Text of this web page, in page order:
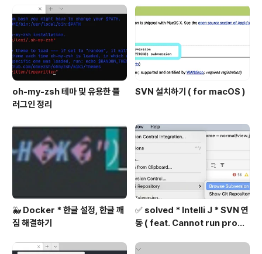
팝업 창이 뜨면서 화면이 전환되면 삭제 완료입니다.
oh-my-zsh 테마 및 유용한 플
러그인 정리
SVN 설치하기 ( for macOS )
🐳 Docker * 한글 설정, 한글 깨
짐 해결하기
✅ solved * Intelli J * SVN 연
동 ( feat. Cannot run progr